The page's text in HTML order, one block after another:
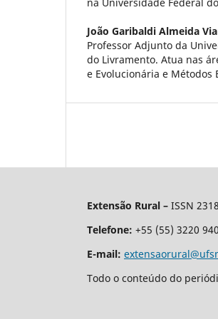
João Garibaldi Almeida
Professor Adjunto da
do Livramento. Atua nas
e Evolucionária e Métodos
Extensão Rural – ISSN
Telefone: +55 (55) 3220
E-mail:
Todo o conteúdo do